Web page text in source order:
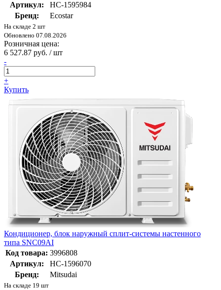
Артикул:
НС-1595984
Бренд:
Ecostar
На складе 2 шт
Обновлено 07.08.2026
Розничная цена:
6 527.87 руб. / шт
-
+
Купить
Кондиционер, блок наружный сплит-системы настенного
типа SNC09AI
Код товара: 3996808
Артикул:
НС-1596070
Бренд:
Mitsudai
На складе 19 шт